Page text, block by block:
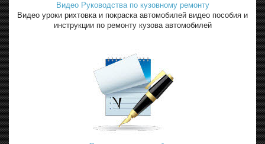
Видео Руководства по кузовному ремонту
Видео уроки рихтовка и покраска автомобилей видео пособия и
инструкции по ремонту кузова автомобилей